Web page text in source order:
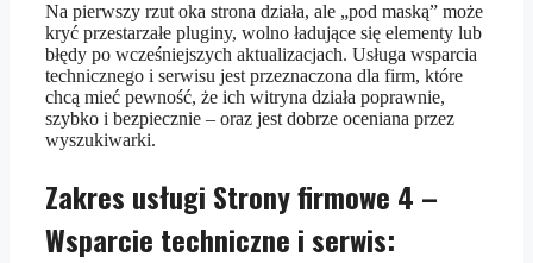
Na pierwszy rzut oka strona działa, ale „pod maską” może
kryć przestarzałe pluginy, wolno ładujące się elementy lub
błędy po wcześniejszych aktualizacjach. Usługa wsparcia
technicznego i serwisu jest przeznaczona dla firm, które
chcą mieć pewność, że ich witryna działa poprawnie,
szybko i bezpiecznie – oraz jest dobrze oceniana przez
wyszukiwarki.
Zakres usługi Strony firmowe 4 –
Wsparcie techniczne i serwis: